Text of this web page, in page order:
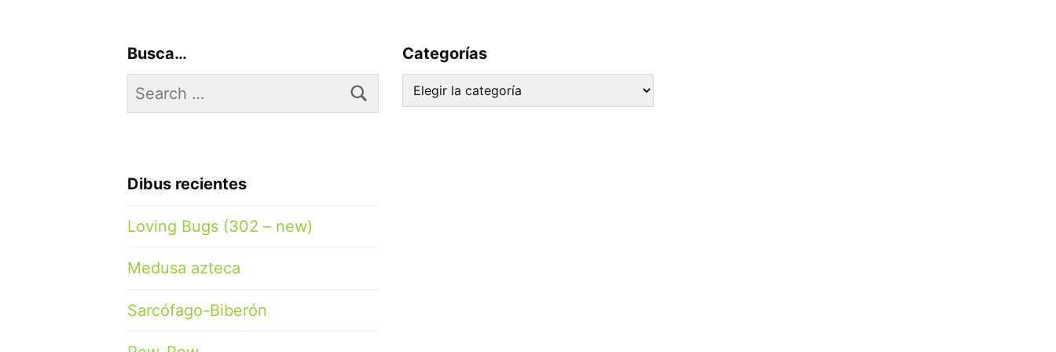
Busca…
Search
for:
Dibus recientes
Loving Bugs (302 – new)
Medusa azteca
Sarcófago-Biberón
Categorías
Categorías